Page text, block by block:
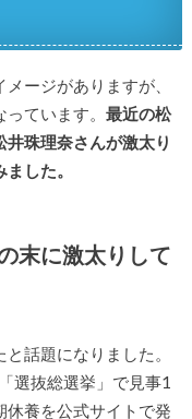
ージがありますが、
ています。 最近の松
珠理奈さんが激太り
した。
末に激太りして
話題になりました。
選抜総選挙」で見事1
休養を公式サイトで発